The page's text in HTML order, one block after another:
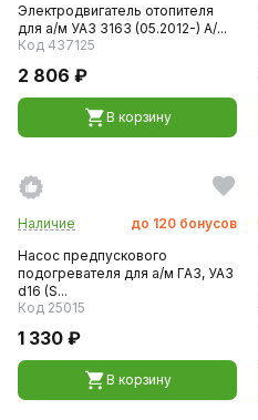
Электродвигатель отопителя
для а/м УАЗ 3163 (05.2012-) А/...
Код 437125
2 806 ₽
В корзину
Наличие до 120 бонусов
Насос предпускового
подогревателя для а/м ГАЗ, УАЗ
d16 (S...
Код 25015
1 330 ₽
В корзину